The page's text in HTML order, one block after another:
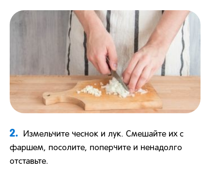
2.
Измельчите чеснок и лук. Смешайте их с
фаршем, посолите, поперчите и ненадолго
отставьте.